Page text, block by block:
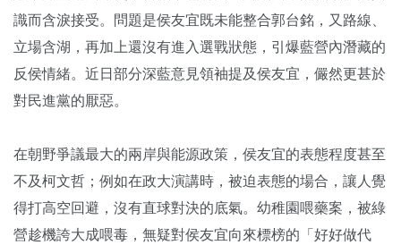
識而含淚接受。問題是侯友宜既未能整合郭台銘，又路線、
立場含湖，再加上還沒有進入選戰狀態，引爆藍營內潛藏的
反侯情緒。近日部分深藍意見領袖提及侯友宜，儼然更甚於
對民進黨的厭惡。
在朝野爭議最大的兩岸與能源政策，侯友宜的表態程度甚至
不及柯文哲；例如在政大演講時，被迫表態的場合，讓人覺
得打高空回避，沒有直球對決的底氣。幼稚園喂藥案，被綠
營趁機誇大成喂毒，無疑對侯友宜向來標榜的「好好做代